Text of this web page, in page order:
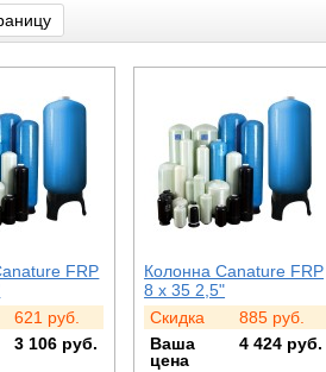
FRP
621 руб.
3 106 руб.
Колонна Canature FRP
8 x 35 2,5"
Скидка
885 руб.
Ваша
цена
4 424 руб.